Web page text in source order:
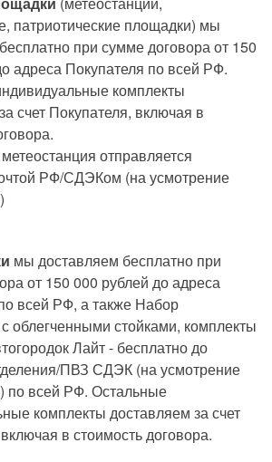
патриотические площадки) мы
при сумме договора от 150
адреса Покупателя по всей РФ.
комплекты
счет Покупателя, включая в
отправляется
РФ/СДЭКом (на усмотрение
мы доставляем бесплатно при
от 150 000 рублей до адреса
всей РФ, а также Набор
облегченными стойками, комплекты
Лайт - бесплатно до
ПВЗ СДЭК (на усмотрение
по всей РФ. Остальные
комплекты доставляем за счет
в стоимость договора.